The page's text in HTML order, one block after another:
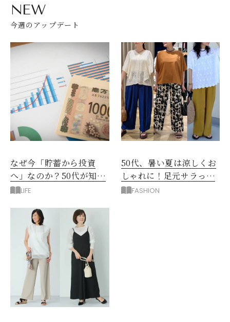
NEW
今週のアップデート
なぜ今「貯蓄から投資
へ」なのか？50代が知る
べきお金の新常識
LIFE
50代、暑い夏は涼しくお
しゃれに！足元サラっと
快適「優秀ワイドパン
FASHION